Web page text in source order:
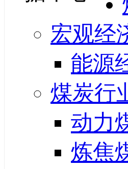
宏观经
能源
煤炭行
动力
炼焦